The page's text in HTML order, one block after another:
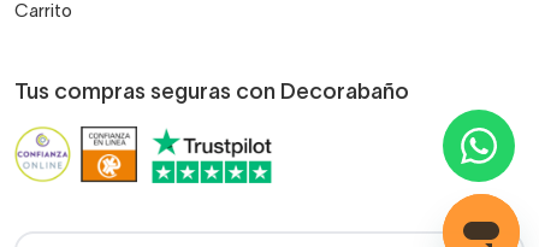
Carrito
Tus compras seguras con Decorabaño